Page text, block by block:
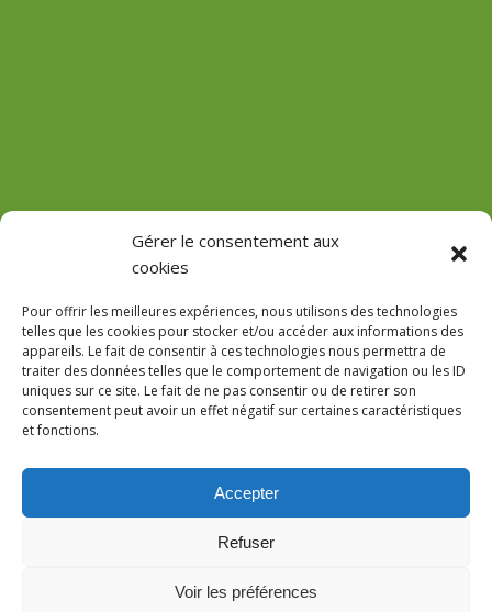
Gérer le consentement aux
cookies
Pour offrir les meilleures expériences, nous utilisons des technologies
telles que les cookies pour stocker et/ou accéder aux informations des
appareils. Le fait de consentir à ces technologies nous permettra de
traiter des données telles que le comportement de navigation ou les ID
uniques sur ce site. Le fait de ne pas consentir ou de retirer son
consentement peut avoir un effet négatif sur certaines caractéristiques
et fonctions.
Accepter
Refuser
Voir les préférences
GPS : 47.184471755485816, 3.618713022912785
Le Domaine
Accès
Réservations
Notre site utilise des cookies pour l’interprétation des données
que vous acceptez l'utilisation des cookies.